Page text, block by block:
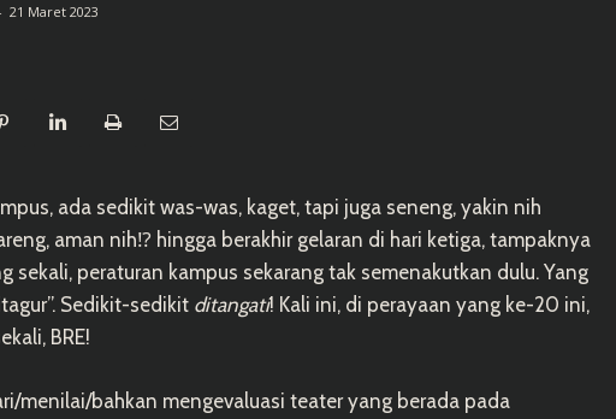
21 Maret 2023
ada sedikit was-was, kaget, tapi juga seneng, yakin nih
aman nih⁉️ hingga berakhir gelaran di hari ketiga, tampaknya
sekali, peraturan kampus sekarang tak semenakutkan dulu. Yang
Sedikit-sedikit ditangati! Kali ini, di perayaan yang ke-20 ini,
BRE!
menilai/bahkan mengevaluasi teater yang berada pada